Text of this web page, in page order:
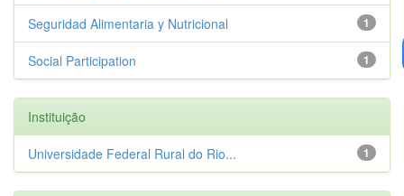
1
Seguridad Alimentaria y Nutricional
1
Social Participation
Instituição
1
Universidade Federal Rural do Rio...